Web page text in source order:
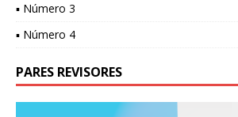
▪ Número 3
▪ Número 4
PARES REVISORES